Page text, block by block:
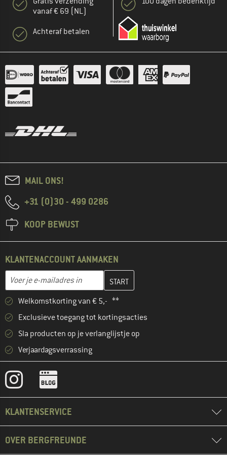
vanaf € 69 (NL)
Achteraf betalen
MAIL ONS!
+31 (0)30 - 499 0286
KOOP BEWUST
KLANTENACCOUNT AANMAKEN
E-mailadres
Vul je e-mailadres hier in en maak in de volgende stap je
Welkomstkorting van € 5,- **
Exclusieve toegang tot kortingsacties
Sla producten op je verlanglijstje op
Verjaardagsverrassing
KLANTENSERVICE
OVER BERGFREUNDE